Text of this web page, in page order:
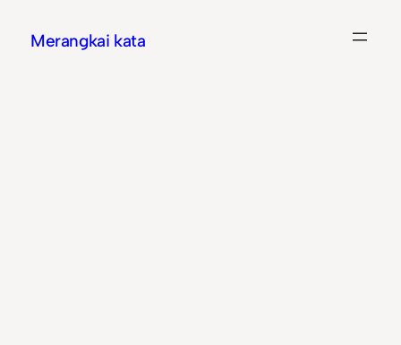
Merangkai kata